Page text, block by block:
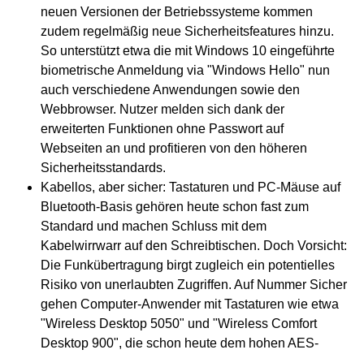
neuen Versionen der Betriebssysteme kommen
zudem regelmäßig neue Sicherheitsfeatures hinzu.
So unterstützt etwa die mit Windows 10 eingeführte
biometrische Anmeldung via "Windows Hello" nun
auch verschiedene Anwendungen sowie den
Webbrowser. Nutzer melden sich dank der
erweiterten Funktionen ohne Passwort auf
Webseiten an und profitieren von den höheren
Sicherheitsstandards.
Kabellos, aber sicher: Tastaturen und PC-Mäuse auf
Bluetooth-Basis gehören heute schon fast zum
Standard und machen Schluss mit dem
Kabelwirrwarr auf den Schreibtischen. Doch Vorsicht:
Die Funkübertragung birgt zugleich ein potentielles
Risiko von unerlaubten Zugriffen. Auf Nummer Sicher
gehen Computer-Anwender mit Tastaturen wie etwa
"Wireless Desktop 5050" und "Wireless Comfort
Desktop 900", die schon heute dem hohen AES-